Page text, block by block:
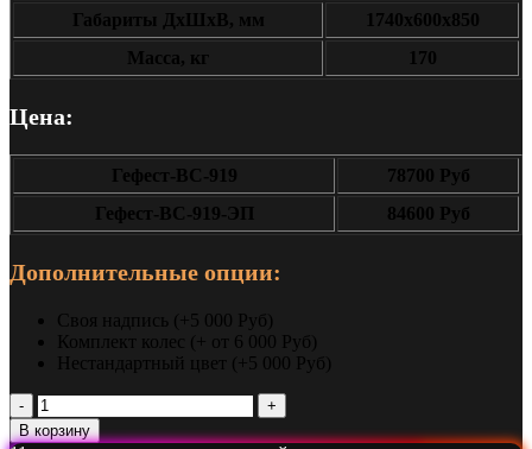
Габариты ДxШxВ, мм
1740x600x850
Масса, кг
170
Цена:
Гефест-ВС-919
78700 Руб
Гефест-ВС-919-ЭП
84600 Руб
Дополнительные опции:
Своя надпись (+5 000 Руб)
Комплект колес (+ от 6 000 Руб)
Нестандартный цвет (+5 000 Руб)
Количество
Разборный
стол-
В корзину